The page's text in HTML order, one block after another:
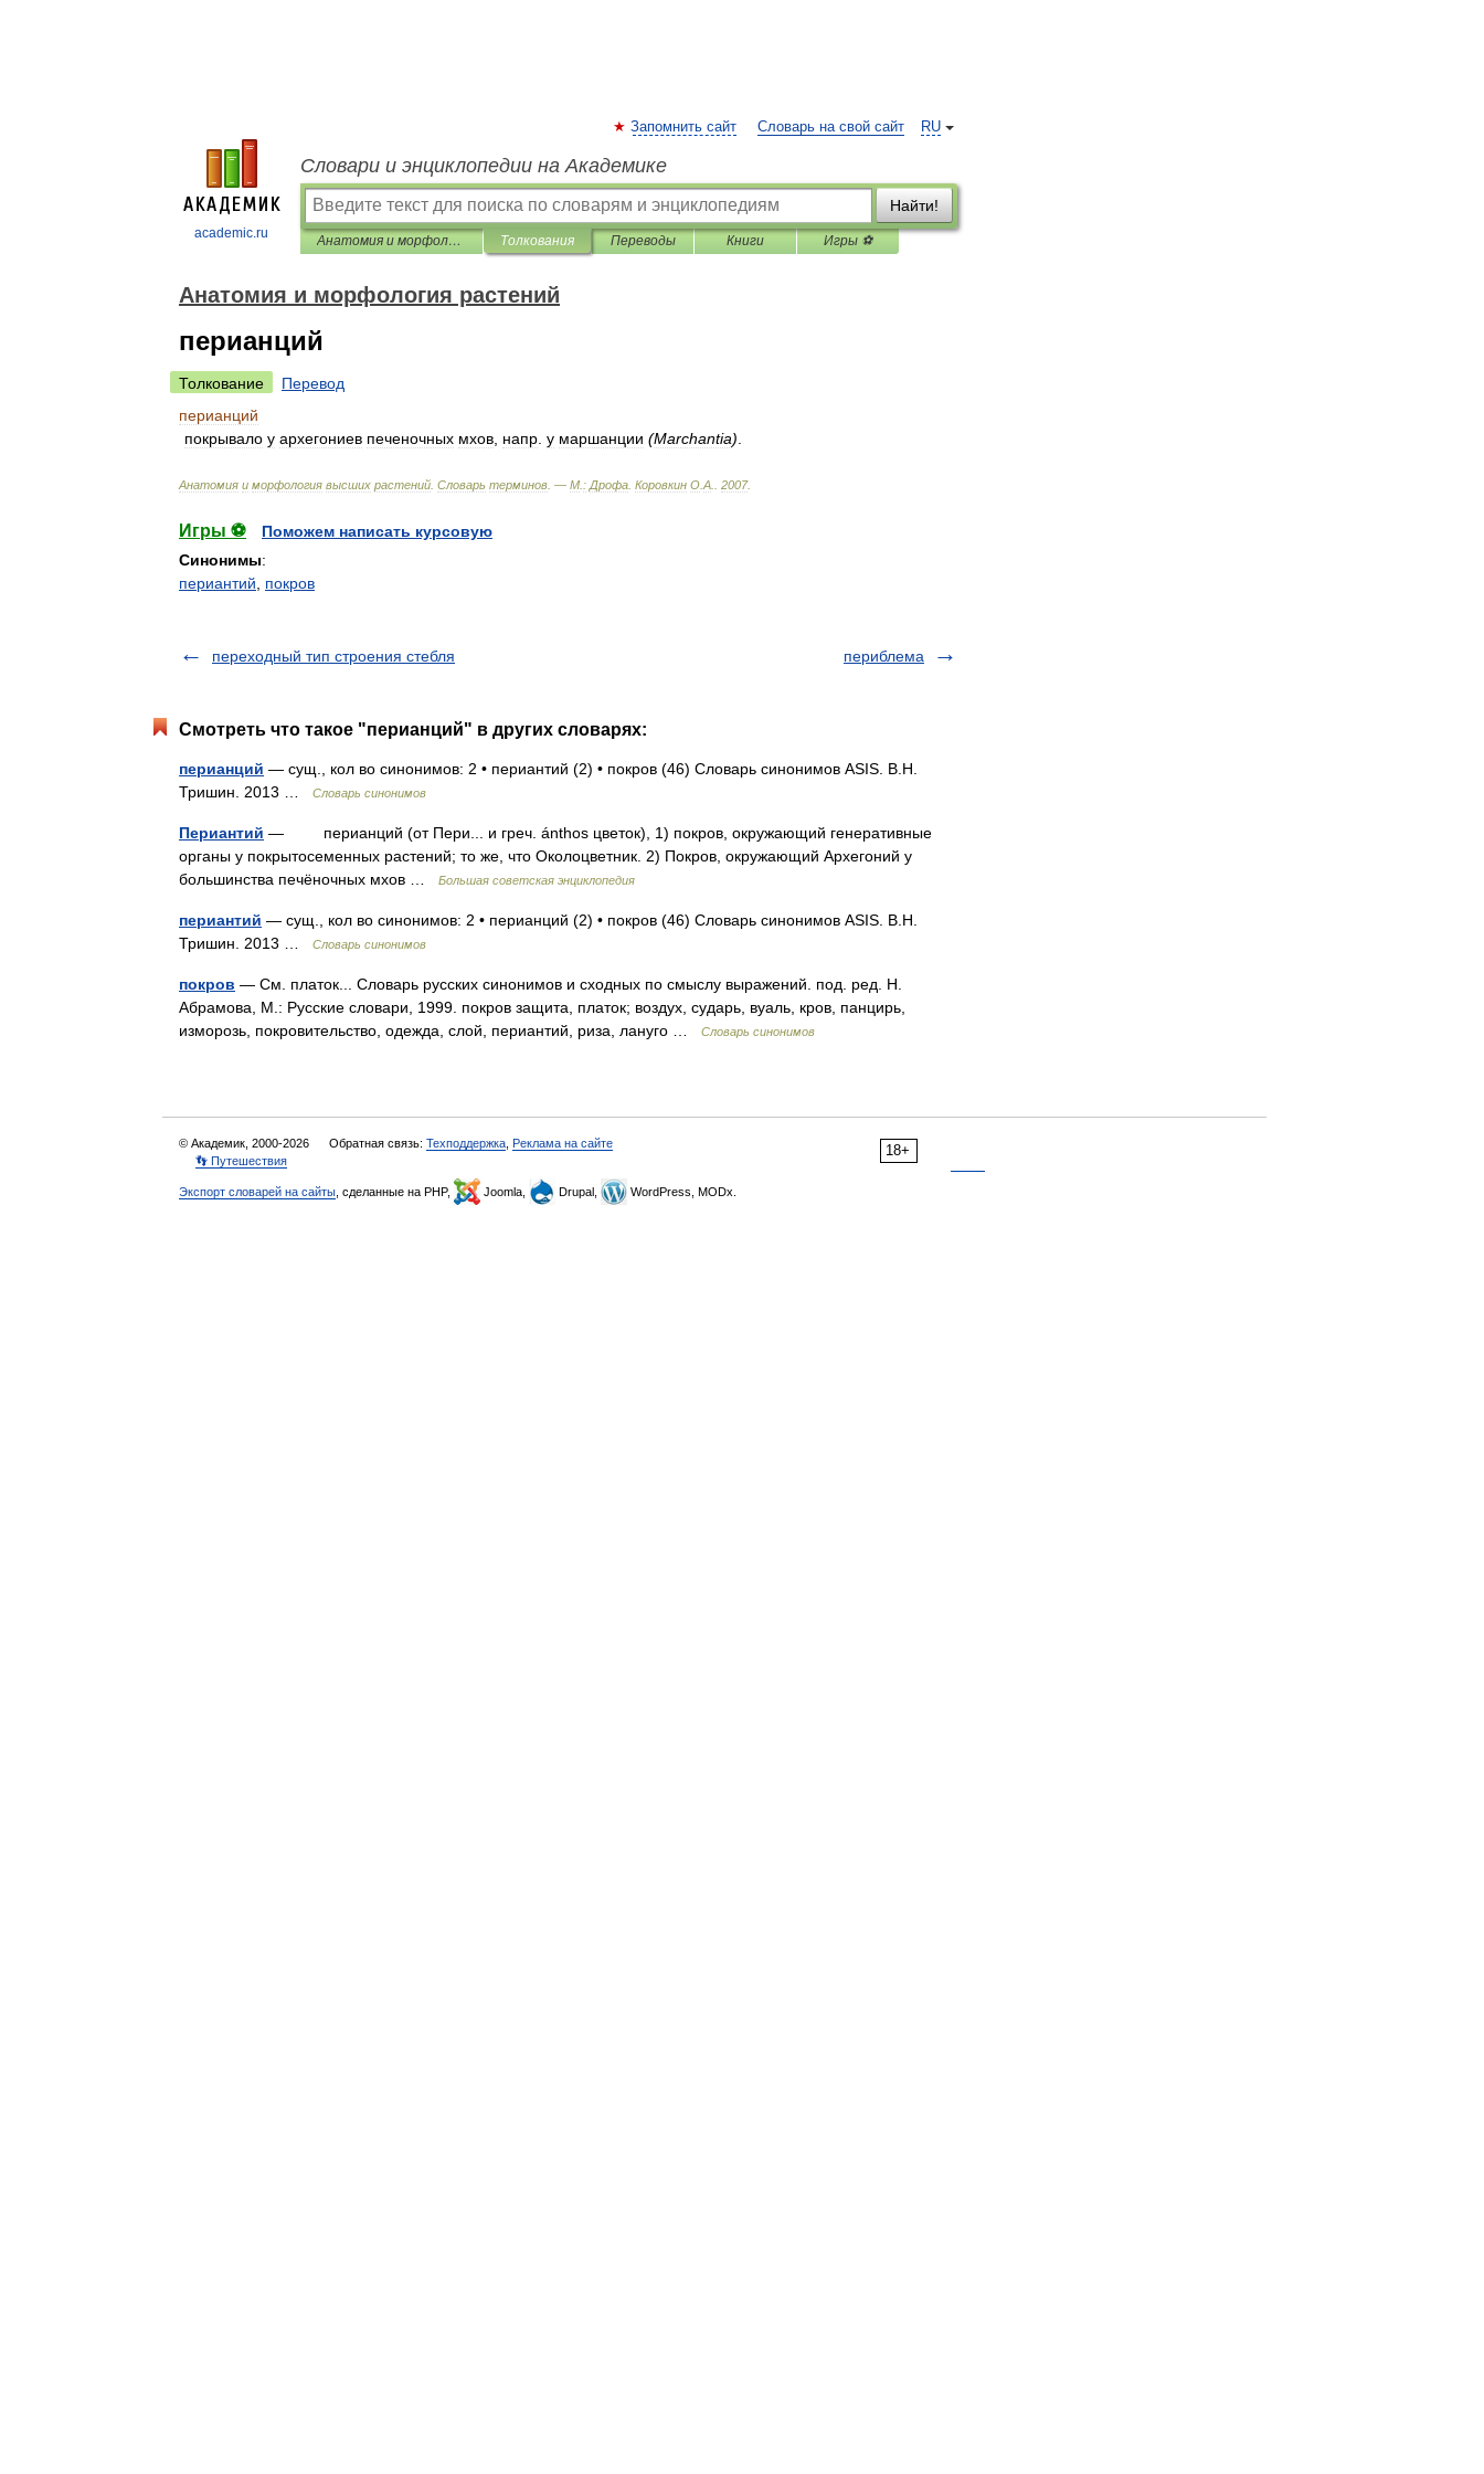
academic.ru
RU
Запомнить сайт Словарь на свой сайт
Словари и энциклопедии на Академике
Найти!
Анатомия и морфология растений Толкования Переводы Книги Игры ⚽
Анатомия и морфология растений
перианций
Толкование
Перевод
перианций
покрывало у архегониев печеночных мхов напр у маршанции (Marchantia)
Анатомия и морфология высших растений Словарь терминов . — М : Дрофа Коровкин О А 2007.
Игры ⚽
Поможем написать курсовую
Синонимы:
периантий
покров
переходный тип строения стебля периблема
Смотреть что такое "перианций" в других словарях:
перианций — сущ., кол во синонимов: 2 • периантий (2) • покров (46) Словарь синонимов ASIS. В.Н.
Тришин. 2013 …
Словарь синонимов
Периантий — перианций (от Пери... и греч. ánthos цветок), 1) покров, окружающий генеративные
органы у покрытосеменных растений; то же, что Околоцветник. 2) Покров, окружающий Архегоний у
большинства печёночных мхов …
Большая советская энциклопедия
периантий — сущ., кол во синонимов: 2 • перианций (2) • покров (46) Словарь синонимов ASIS. В.Н.
Тришин. 2013 …
Словарь синонимов
покров — См. платок... Словарь русских синонимов и сходных по смыслу выражений. под. ред. Н.
Абрамова, М.: Русские словари, 1999. покров защита, платок; воздух, сударь, вуаль, кров, панцирь,
изморозь, покровительство, одежда, слой, периантий, риза, лануго …
Словарь синонимов
18+
© Академик, 2000-2026 Обратная связь: Техподдержка Реклама на сайте
👣 Путешествия
Экспорт словарей на сайты , сделанные на PHP, Joomla, Drupal, WordPress, MODx.